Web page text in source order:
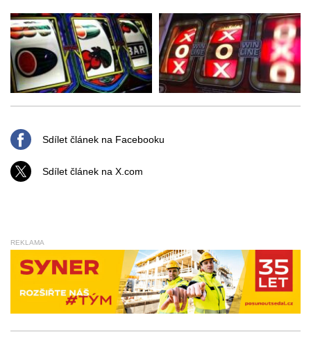
Sdílet článek na Facebooku
Sdílet článek na X.com
REKLAMA